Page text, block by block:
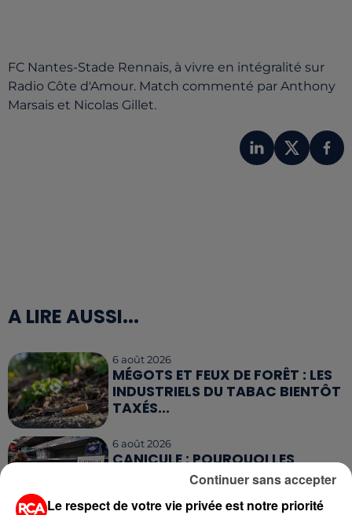
FC Nantes-Stade Rennais, à vivre en intégralité sur
Radio Côte d'Amour. Match commenté par Anthony
Marsais et Nicolas Gillet.
A LIRE AUSSI...
6 août 2026
MÉGOTS ET FEUX DE FORÊT : LES
INDUSTRIELS DU TABAC BIENTÔT
TAXÉS...
6 août 2026
CANICULE : POURQUOI LES
BOUTEILLES D'EAU
DISPARAISSENT DES RAYONS...
Le respect de votre vie privée est notre priorité
Continuer sans accepter